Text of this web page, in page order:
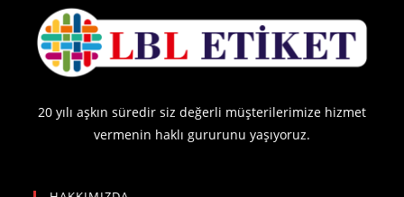
20 yılı aşkın süredir siz değerli müşterilerimize hizmet
vermenin haklı gururunu yaşıyoruz.